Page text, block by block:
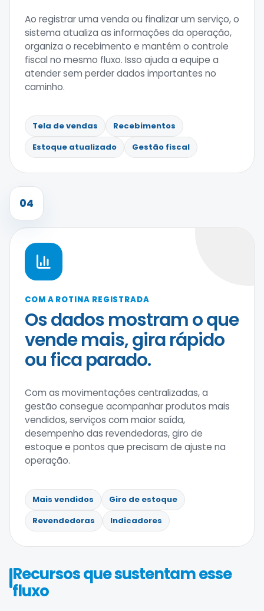
Ao registrar uma venda ou finalizar um serviço, o
sistema atualiza as informações da operação,
organiza o recebimento e mantém o controle
fiscal no mesmo fluxo. Isso ajuda a equipe a
atender sem perder dados importantes no
caminho.
Tela de vendas
Recebimentos
Estoque atualizado
Gestão fiscal
04
COM A ROTINA REGISTRADA
Os dados mostram o que
vende mais, gira rápido
ou fica parado.
Com as movimentações centralizadas, a
gestão consegue acompanhar produtos mais
vendidos, serviços com maior saída,
desempenho das revendedoras, giro de
estoque e pontos que precisam de ajuste na
operação.
Mais vendidos
Giro de estoque
Revendedoras
Indicadores
Recursos que sustentam esse
fluxo